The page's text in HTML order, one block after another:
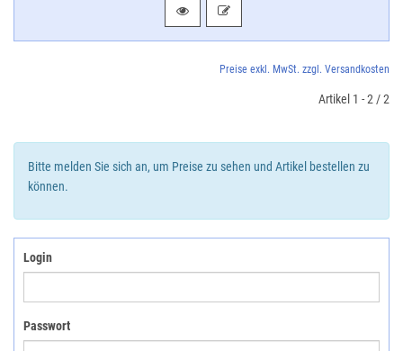
Preise exkl. MwSt. zzgl. Versandkosten
Artikel 1 - 2 / 2
Bitte melden Sie sich an, um Preise zu sehen und Artikel bestellen zu
können.
Login
Passwort